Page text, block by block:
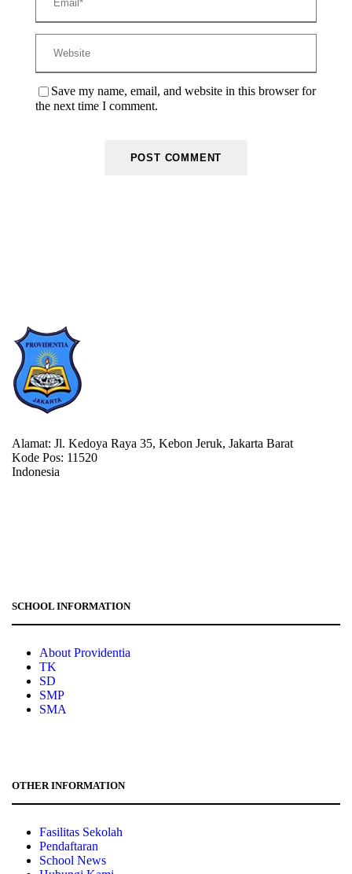
Save my name, email, and website in this browser for
the next time I comment.
Alamat: Jl. Kedoya Raya 35, Kebon Jeruk, Jakarta Barat
Kode Pos: 11520
Indonesia
SCHOOL INFORMATION
About Providentia
TK
SD
SMP
SMA
OTHER INFORMATION
Fasilitas Sekolah
Pendaftaran
School News